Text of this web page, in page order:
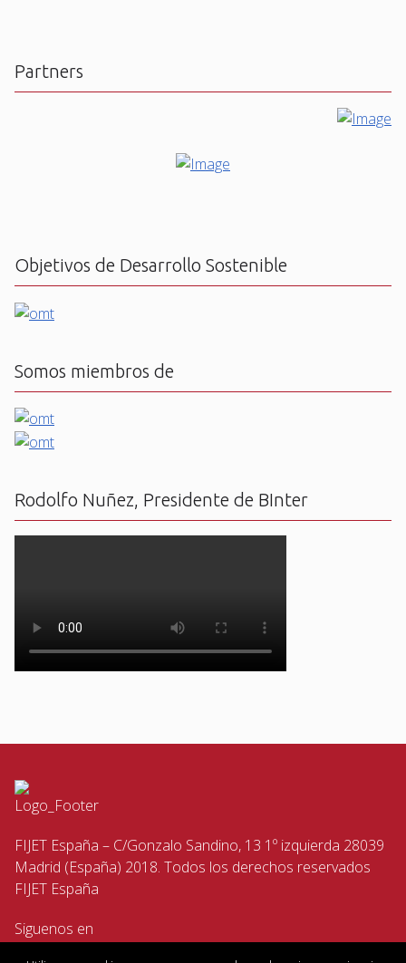
Partners
Objetivos de Desarrollo Sostenible
Somos miembros de
Rodolfo Nuñez, Presidente de BInter
FIJET España – C/Gonzalo Sandino, 13 1º izquierda 28039
Madrid (España) 2018. Todos los derechos reservados
FIJET España
Siguenos en